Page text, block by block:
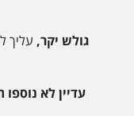
גולש יקר, עליך
עדיין לא